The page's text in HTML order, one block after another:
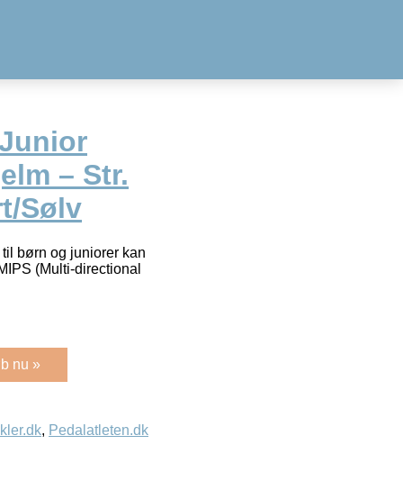
– Str.
Sølv
børn og juniorer kan
(Multi-directional
nu »
, Pedalatleten.dk